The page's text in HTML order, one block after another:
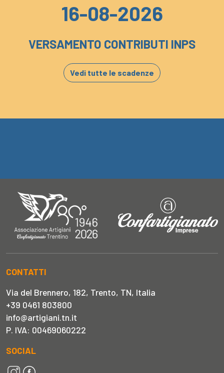
16-08-2026
VERSAMENTO CONTRIBUTI INPS
Vedi tutte le scadenze
CONTATTI
Via del Brennero, 182, Trento, TN, Italia
+39 0461 803800
info@artigiani.tn.it
P. IVA: 00469060222
SOCIAL